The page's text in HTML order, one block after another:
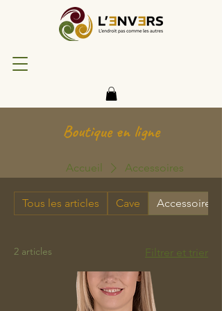
Boutique en ligne
Accueil Accessoires
Tous les articles Cave Accessoires
2 articles Filtrer et trier